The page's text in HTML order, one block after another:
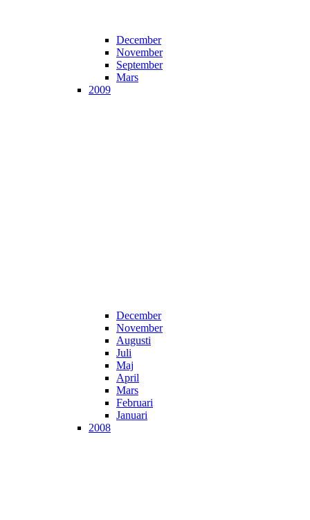
December
November
September
Mars
2009
December
November
Augusti
Juli
Maj
April
Mars
Februari
Januari
2008